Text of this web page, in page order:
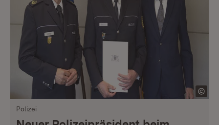
Polizei